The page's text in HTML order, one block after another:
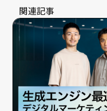
関連記事